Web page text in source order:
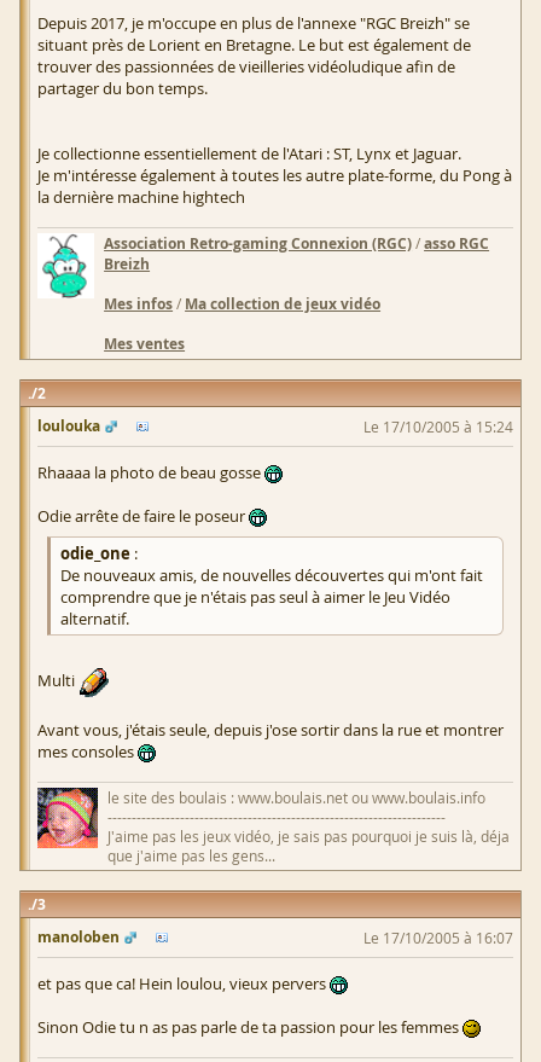
Depuis 2017, je m'occupe en plus de l'annexe "RGC Breizh" se
situant près de Lorient en Bretagne. Le but est également de
trouver des passionnées de vieilleries vidéoludique afin de
partager du bon temps.
Je collectionne essentiellement de l'Atari : ST, Lynx et Jaguar.
Je m'intéresse également à toutes les autre plate-forme, du Pong à
la dernière machine hightech
Association Retro-gaming Connexion (RGC)/asso RGC
Breizh
Mes infos/ Ma collection de jeux vidéo
Mes ventes
2
loulouka
Le 17/10/2005 à 15:24
Rhaaaa la photo de beau gosse
Odie arrête de faire le poseur
odie_one :
De nouveaux amis, de nouvelles découvertes qui m'ont fait
comprendre que je n'étais pas seul à aimer le Jeu Vidéo
alternatif.
Multi
Avant vous, j'étais seule, depuis j'ose sortir dans la rue et montrer
mes consoles
le site des boulais : www.boulais.net ou www.boulais.info
----------------------------------------------------------------------
J'aime pas les jeux vidéo, je sais pas pourquoi je suis là, déja
que j'aime pas les gens...
3
manoloben
Le 17/10/2005 à 16:07
et pas que ca! Hein loulou, vieux pervers
Sinon Odie tu n as pas parle de ta passion pour les femmes